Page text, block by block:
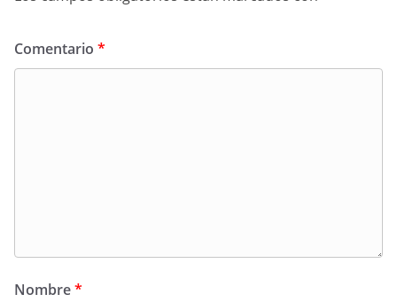
Comentario *
Nombre*